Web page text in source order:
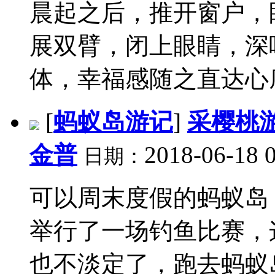
晨起之后，推开窗户
展双臂，闭上眼睛，
体，幸福感随之直达心
[蚂蚁岛游记] 采樱桃
金普 日期： 2018-06-18
可以周末度假的蚂蚁
举行了一场钓鱼比赛
也不淡定了，跑去蚂